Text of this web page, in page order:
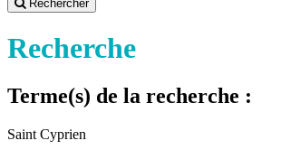
Rechercher
Recherche
Terme(s) de la recherche :
Saint Cyprien